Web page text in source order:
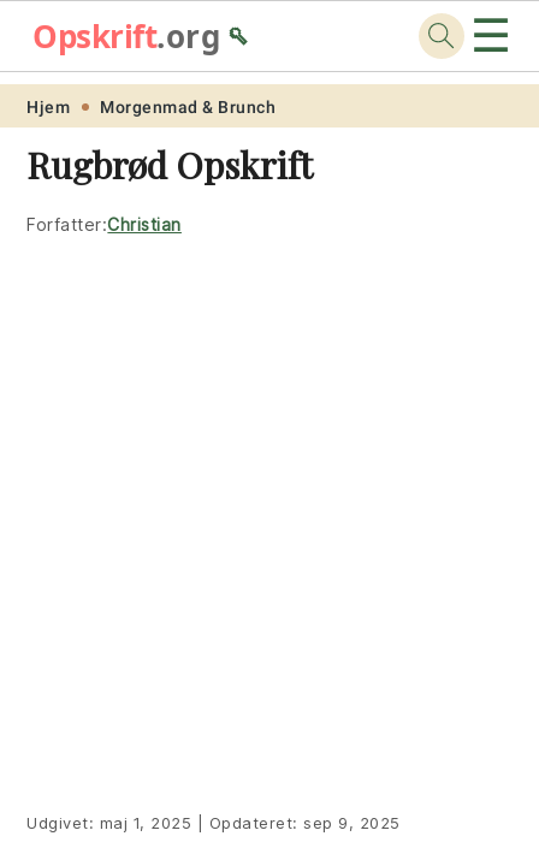
Skip
primary
navigation
Skip
main
content
Skip
primary
sidebar
Skip
footer
Opskrift.org🥄 ☰
Hjem Morgenmad & Brunch
Rugbrød Opskrift
Forfatter:Christian
Udgivet: maj 1, 2025 Opdateret:sep 9, 2025